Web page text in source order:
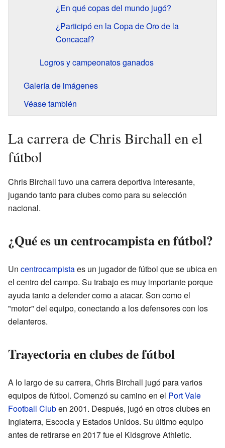
¿En qué copas del mundo jugó?
¿Participó en la Copa de Oro de la
Concacaf?
Logros y campeonatos ganados
Galería de imágenes
Véase también
La carrera de Chris Birchall en el
fútbol
Chris Birchall tuvo una carrera deportiva interesante,
jugando tanto para clubes como para su selección
nacional.
¿Qué es un centrocampista en fútbol?
Un centrocampistaes un jugador de fútbol que se ubica en
el centro del campo. Su trabajo es muy importante porque
ayuda tanto a defender como a atacar. Son como el
"motor" del equipo, conectando a los defensores con los
delanteros.
Trayectoria en clubes de fútbol
A lo largo de su carrera, Chris Birchall jugó para varios
equipos de fútbol. Comenzó su camino en el Port Vale
Football Cluben 2001. Después, jugó en otros clubes en
Inglaterra, Escocia y Estados Unidos. Su último equipo
antes de retirarse en 2017 fue el Kidsgrove Athletic.